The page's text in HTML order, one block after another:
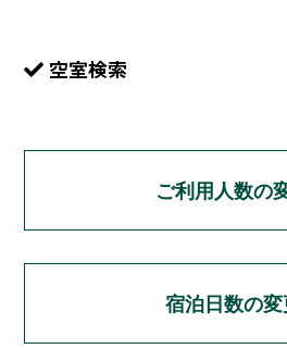
空室検索
ご利用人数の
宿泊日数の変